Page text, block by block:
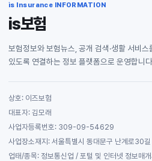
is Insurance INFORMATION
is보험
보험정보와 보험뉴스, 공개 검색·생활 서비
있도록 연결하는 정보 플랫폼으로 운영합니
상호: 이즈보험
대표자: 김모래
사업자등록번호: 309-09-54629
사업장소재지: 서울특별시 동대문구 난계로30
업태/종목: 정보통신업 / 포털 및 인터넷 정보매